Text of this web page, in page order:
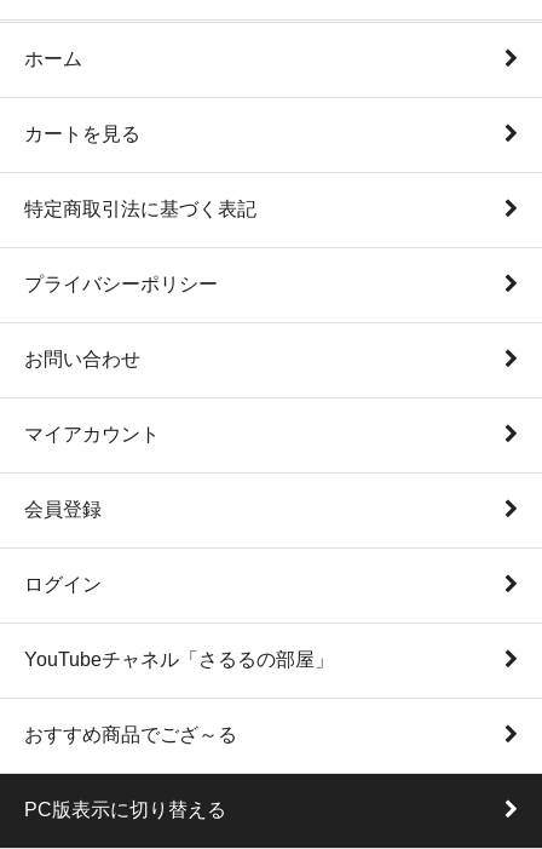
ホーム
カートを見る
特定商取引法に基づく表記
プライバシーポリシー
お問い合わせ
マイアカウント
会員登録
ログイン
YouTubeチャネル「さるるの部屋」
おすすめ商品でござ～る
PC版表示に切り替える